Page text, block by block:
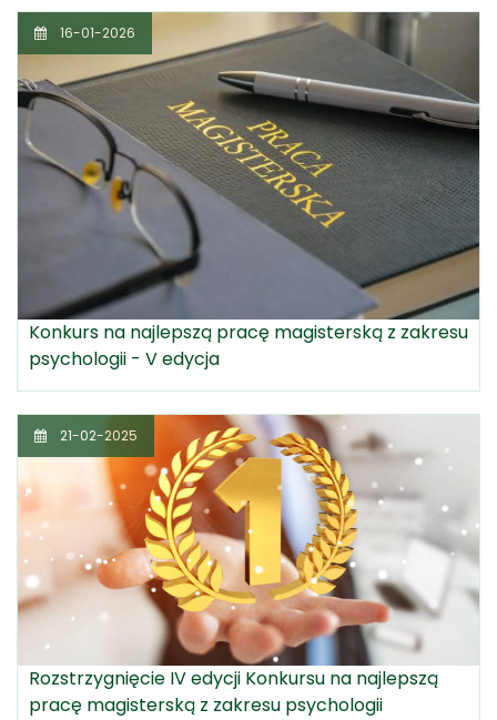
16-01-2026
Konkurs na najlepszą pracę magisterską z zakresu
psychologii - V edycja
21-02-2025
Rozstrzygnięcie IV edycji Konkursu na najlepszą
pracę magisterską z zakresu psychologii